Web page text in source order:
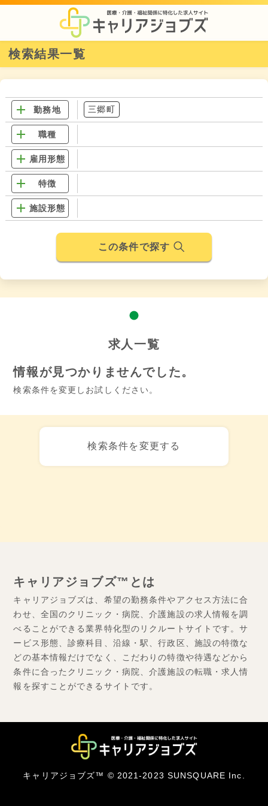
検索結果一覧
勤務地 三郷町
職種
雇用形態
特徴
施設形態
この条件で探す
求人一覧
情報が見つかりませんでした。
検索条件を変更しお試しください。
検索条件を変更する
キャリアジョブズ™とは
キャリアジョブズは、希望の勤務条件やアクセス方法に合
わせ、全国のクリニック・病院、介護施設の求人情報を調
べることができる業界特化型のリクルートサイトです。サ
ービス形態、診療科目、沿線・駅、行政区、施設の特徴な
どの基本情報だけでなく、こだわりの特徴や待遇などから
条件に合ったクリニック・病院、介護施設の転職・求人情
報を探すことができるサイトです。
キャリアジョブズ™ © 2021-2023 SUNSQUARE Inc.